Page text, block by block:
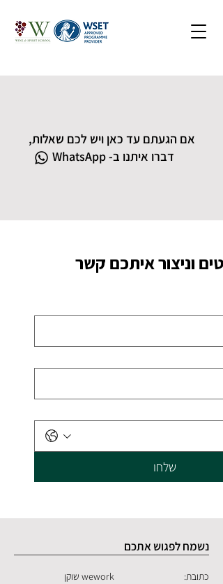
אם הגעתם עד כאן ויש לכם שאלות,
דברו איתנו ב- WhatsApp
וניצור איתכם קשר
שלחו
נשמח לפגוש אתכם
כתובת:
wework שוקן